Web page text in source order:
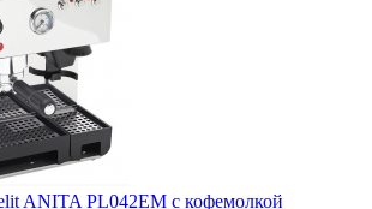
ANITA PL042EM с кофемолкой